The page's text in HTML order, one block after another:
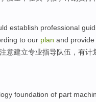
establish professional
to our plan and
注意建立专业指导队伍 ， 有计
foundation of part